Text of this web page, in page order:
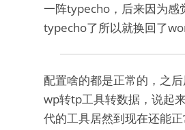
一阵typecho，后来因为感
typecho了所以就换回了
配置啥的都是正常的，之
wp转tp工具转数据，说起
代的工具居然到现在还能